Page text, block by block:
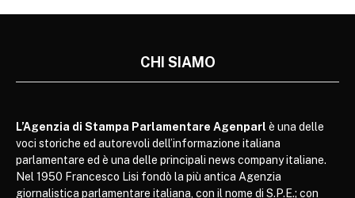
CHI SIAMO
L’Agenzia di Stampa Parlamentare Agenparl è una delle
voci storiche ed autorevoli dell’informazione italiana
parlamentare ed è una delle principali news company italiane.
Nel 1950 Francesco Lisi fondò la più antica Agenzia
giornalistica parlamentare italiana, con il nome di S.P.E.; con